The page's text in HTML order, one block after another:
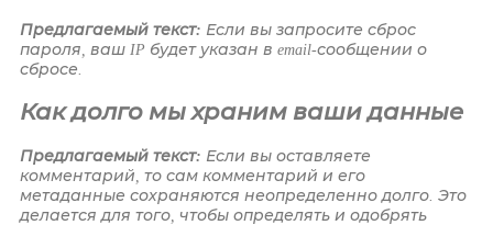
Предлагаемый текст: Если вы запросите сброс
пароля, ваш IP будет указан в email-сообщении о
сбросе.
Как долго мы храним ваши данные
Предлагаемый текст: Если вы оставляете
комментарий, то сам комментарий и его
метаданные сохраняются неопределенно долго. Это
делается для того, чтобы определять и одобрять